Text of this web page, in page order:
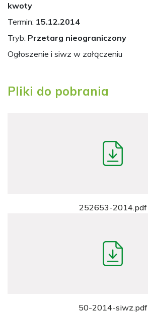
kwoty
Termin: 15.12.2014
Tryb: Przetarg nieograniczony
Ogłoszenie i siwz w załączeniu
Pliki do pobrania
252653-2014.pdf
50-2014-siwz.pdf